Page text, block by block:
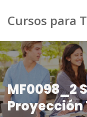
Cursos para
MF0098_2
Proyección